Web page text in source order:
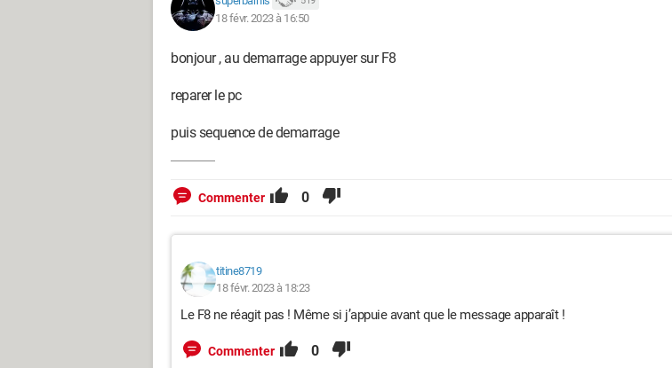
18 févr. 2023 à 16:50
bonjour , au demarrage appuyer sur F8
reparer le pc
puis sequence de demarrage
Commenter 0
titine8719
18 févr. 2023 à 18:23
Le F8 ne réagit pas ! Même si j’appuie avant que le message apparaît !
Commenter 0